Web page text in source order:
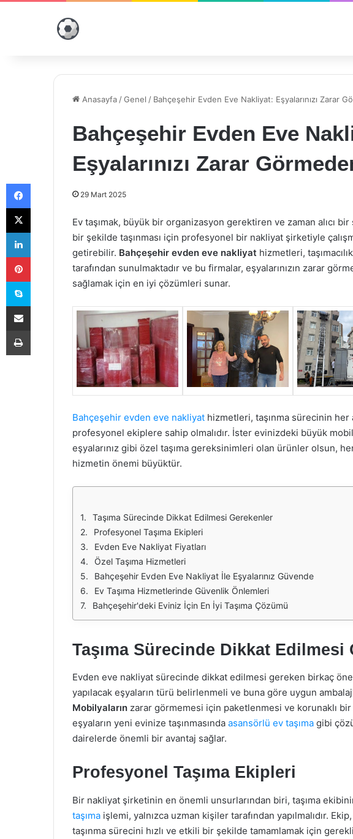
Anasayfa /Genel / Bahçeşehir Evden Eve Nakliyat: Eşyalarınızı Zarar
Bahçeşehir Evden Eve
Eşyalarınızı Zarar
29 Mart 2025
Ev taşımak, büyük bir organizasyon gerektiren ve zaman alıcı bir
bir şekilde taşınması için profesyonel bir nakliyat şirketiyle
getirebilir. Bahçeşehir evden eve nakliyat hizmetleri,
tarafından sunulmaktadır ve bu firmalar, eşyalarınızın zarar
sağlamak için en iyi çözümleri sunar.
Bahçeşehir evden eve nakliyat hizmetleri, taşınma sürecinin her
profesyonel ekiplere sahip olmalıdır. İster evinizdeki büyük
eşyalarınız gibi özel taşıma gereksinimleri olan ürünler olsun,
hizmetin önemi büyüktür.
Taşıma Sürecinde Dikkat Edilmesi Gerekenler
Profesyonel Taşıma Ekipleri
Evden Eve Nakliyat Fiyatları
Özel Taşıma Hizmetleri
Bahçeşehir Evden Eve Nakliyat İle Eşyalarınız Güvende
Ev Taşıma Hizmetlerinde Güvenlik Önlemleri
Bahçeşehir'deki Eviniz İçin En İyi Taşıma Çözümü
Taşıma Sürecinde Dikkat Edilmesi
Evden eve nakliyat sürecinde dikkat edilmesi gereken birkaç
yapılacak eşyaların türü belirlenmeli ve buna göre uygun
Mobilyaların zarar görmemesi için paketlenmesi ve korunaklı bir
eşyaların yeni evinize taşınmasında asansörlü ev taşıma gibi
dairelerde önemli bir avantaj sağlar.
Profesyonel Taşıma Ekipleri
Bir nakliyat şirketinin en önemli unsurlarından biri, taşıma
taşıma işlemi, yalnızca uzman kişiler tarafından yapılmalıdır.
taşınma sürecini hızlı ve etkili bir şekilde tamamlamak için
Facebook
X
LinkedIn
Pinterest
Skype
E-Posta ile paylaş